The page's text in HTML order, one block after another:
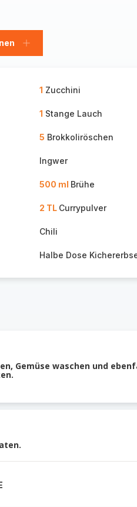
Personen
1 Zucchini
1 Stange Lauch
5 Brokkoliröschen
Ingwer
500 ml Brühe
2 TL Currypulver
Chili
Halbe Dose
Gemüse waschen und